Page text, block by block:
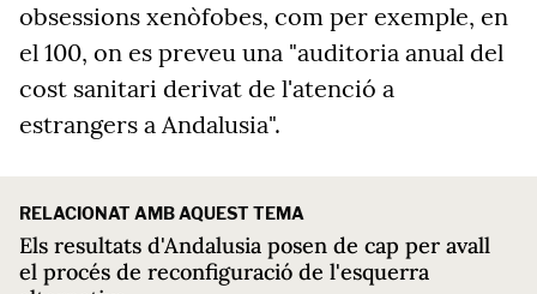
obsessions xenòfobes, com per exemple, en
el 100, on es preveu una "auditoria anual del
cost sanitari derivat de l'atenció a
estrangers a Andalusia".
RELACIONAT AMB AQUEST TEMA
Els resultats d'Andalusia posen de cap per avall
el procés de reconfiguració de l'esquerra